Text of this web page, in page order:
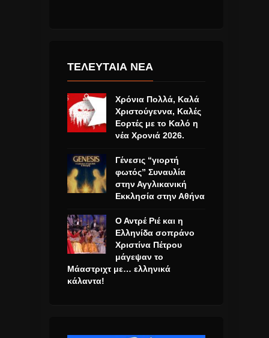
ΤΕΛΕΥΤΑΙΑ ΝΕΑ
Χρόνια Πολλά, Καλά
Χριστούγεννα, Καλές
Εορτές με το Καλό η
νέα Χρονιά 2026.
Γένεσις “γιορτή
φωτός” Συναυλία
στην Αγγλικανική
Εκκλησία στην Αθήνα
Ο Αντρέ Ριέ και η
Ελληνίδα σοπράνο
Χριστίνα Πέτρου
μάγεψαν το
Μάαστριχτ με… ελληνικά
κάλαντα!